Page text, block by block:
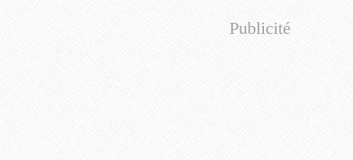
Publicité